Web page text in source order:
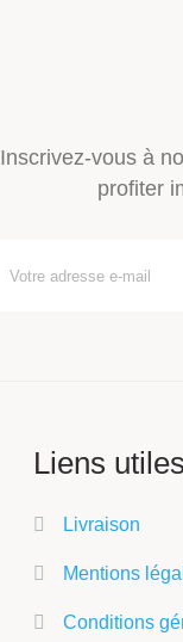
Inscrivez-vous à
profiter
Liens utiles
Livraison
Mentions
Conditions